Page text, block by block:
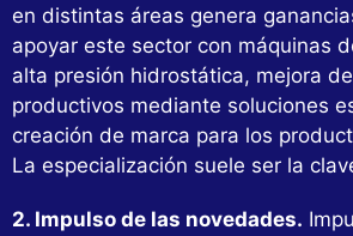
en distintas áreas genera
apoyar este sector con máquinas
alta presión hidrostática, mejora
productivos mediante soluciones
creación de marca para los
La especialización suele ser la
2. Impulso de las novedades.